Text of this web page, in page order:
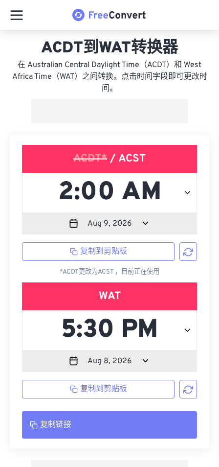
ACDT到WAT转换器
在 Australian Central Daylight Time（ACDT）和 West
Africa Time（WAT）之间转换。点击时间字段即可更改时
间。
ACDT* / ACST
复制到剪贴板
*ACDT更改为ACST ，目前正在使用
WAT
复制到剪贴板
复制链接